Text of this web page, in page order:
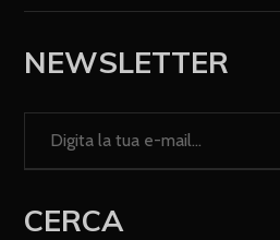
NEWSLETTER
CERCA